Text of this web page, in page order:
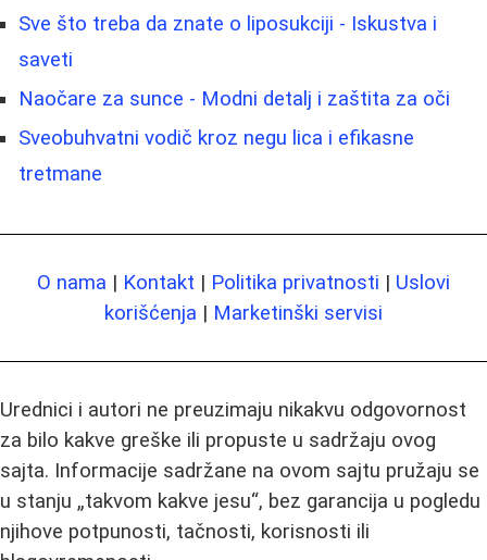
Sve što treba da znate o liposukciji - Iskustva i
saveti
Naočare za sunce - Modni detalj i zaštita za oči
Sveobuhvatni vodič kroz negu lica i efikasne
tretmane
O nama | Kontakt | Politika privatnosti | Uslovi
korišćenja | Marketinški servisi
Urednici i autori ne preuzimaju nikakvu odgovornost
za bilo kakve greške ili propuste u sadržaju ovog
sajta. Informacije sadržane na ovom sajtu pružaju se
u stanju „takvom kakve jesu“, bez garancija u pogledu
njihove potpunosti, tačnosti, korisnosti ili